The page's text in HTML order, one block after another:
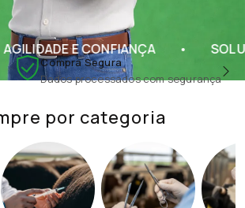
CONFIANÇA SOLUÇÕES
Segura
processados com segurança
por categoria